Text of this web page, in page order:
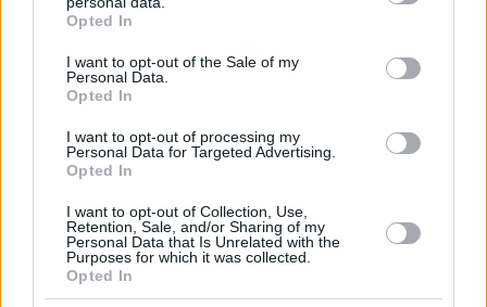
grant or deny consent to Google and its third-party tags to
use your data for below specified purposes in below Google
consent section.
Opted In
I want to opt-out of the Sale of my
Personal Data.
Opted In
I want to opt-out of processing my
Personal Data for Targeted Advertising.
Opted In
I want to opt-out of Collection, Use,
Retention, Sale, and/or Sharing of my
Personal Data that Is Unrelated with the
Purposes for which it was collected.
Opted In